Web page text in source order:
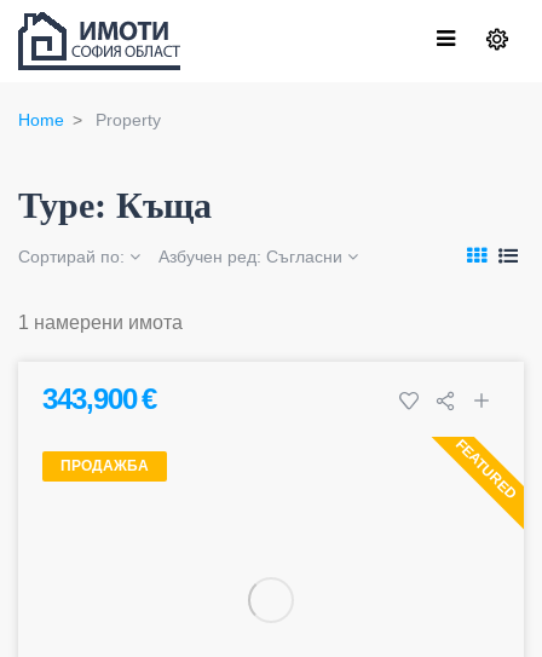
Home Property
Type: Къща
Сортирай по: Азбучен ред: Съгласни
1 намерени имота
343,900 €
ПРОДАЖБА FEATURED